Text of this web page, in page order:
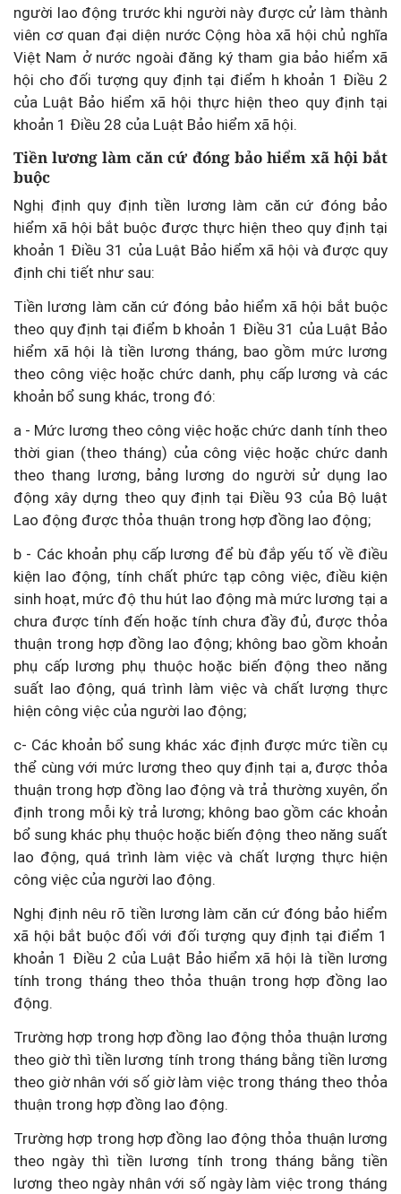
người lao động trước khi người này được cử làm thành
viên cơ quan đại diện nước Cộng hòa xã hội chủ nghĩa
Việt Nam ở nước ngoài đăng ký tham gia bảo hiểm xã
hội cho đối tượng quy định tại điểm h khoản 1 Điều 2
của Luật Bảo hiểm xã hội thực hiện theo quy định tại
khoản 1 Điều 28 của Luật Bảo hiểm xã hội.
Tiền lương làm căn cứ đóng bảo hiểm xã hội bắt
buộc
Nghị định quy định tiền lương làm căn cứ đóng bảo
hiểm xã hội bắt buộc được thực hiện theo quy định tại
khoản 1 Điều 31 của Luật Bảo hiểm xã hội và được quy
định chi tiết như sau:
Tiền lương làm căn cứ đóng bảo hiểm xã hội bắt buộc
theo quy định tại điểm b khoản 1 Điều 31 của Luật Bảo
hiểm xã hội là tiền lương tháng, bao gồm mức lương
theo công việc hoặc chức danh, phụ cấp lương và các
khoản bổ sung khác, trong đó:
a - Mức lương theo công việc hoặc chức danh tính theo
thời gian (theo tháng) của công việc hoặc chức danh
theo thang lương, bảng lương do người sử dụng lao
động xây dựng theo quy định tại Điều 93 của Bộ luật
Lao động được thỏa thuận trong hợp đồng lao động;
b - Các khoản phụ cấp lương để bù đắp yếu tố về điều
kiện lao động, tính chất phức tạp công việc, điều kiện
sinh hoạt, mức độ thu hút lao động mà mức lương tại a
chưa được tính đến hoặc tính chưa đầy đủ, được thỏa
thuận trong hợp đồng lao động; không bao gồm khoản
phụ cấp lương phụ thuộc hoặc biến động theo năng
suất lao động, quá trình làm việc và chất lượng thực
hiện công việc của người lao động;
c- Các khoản bổ sung khác xác định được mức tiền cụ
thể cùng với mức lương theo quy định tại a, được thỏa
thuận trong hợp đồng lao động và trả thường xuyên, ổn
định trong mỗi kỳ trả lương; không bao gồm các khoản
bổ sung khác phụ thuộc hoặc biến động theo năng suất
lao động, quá trình làm việc và chất lượng thực hiện
công việc của người lao động.
Nghị định nêu rõ tiền lương làm căn cứ đóng bảo hiểm
xã hội bắt buộc đối với đối tượng quy định tại điểm 1
khoản 1 Điều 2 của Luật Bảo hiểm xã hội là tiền lương
tính trong tháng theo thỏa thuận trong hợp đồng lao
động.
Trường hợp trong hợp đồng lao động thỏa thuận lương
theo giờ thì tiền lương tính trong tháng bằng tiền lương
theo giờ nhân với số giờ làm việc trong tháng theo thỏa
thuận trong hợp đồng lao động.
Trường hợp trong hợp đồng lao động thỏa thuận lương
theo ngày thì tiền lương tính trong tháng bằng tiền
lương theo ngày nhân với số ngày làm việc trong tháng